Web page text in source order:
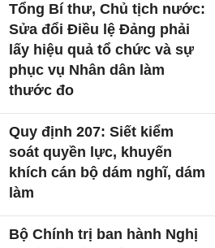
Tổng Bí thư, Chủ tịch nước:
Sửa đổi Điều lệ Đảng phải
lấy hiệu quả tổ chức và sự
phục vụ Nhân dân làm
thước đo
Quy định 207: Siết kiểm
soát quyền lực, khuyến
khích cán bộ dám nghĩ, dám
làm
Bộ Chính trị ban hành Nghị